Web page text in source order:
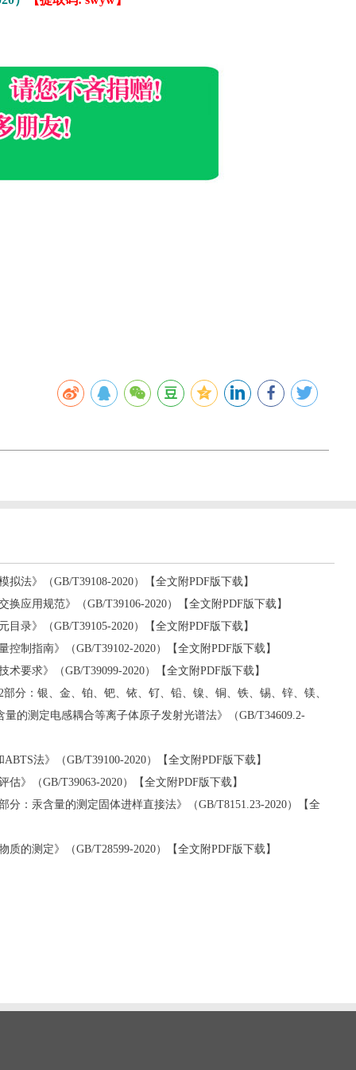
拟法》（GB/T39108-2020）【全文附PDF版下载】
换应用规范》（GB/T39106-2020）【全文附PDF版下载】
目录》（GB/T39105-2020）【全文附PDF版下载】
控制指南》（GB/T39102-2020）【全文附PDF版下载】
术要求》（GB/T39099-2020）【全文附PDF版下载】
部分：银、金、铂、钯、铱、钌、铅、镍、铜、铁、锡、锌、镁、
的测定电感耦合等离子体原子发射光谱法》（GB/T34609.2-
ABTS法》（GB/T39100-2020）【全文附PDF版下载】
估》（GB/T39063-2020）【全文附PDF版下载】
分：汞含量的测定固体进样直接法》（GB/T8151.23-2020）【全
质的测定》（GB/T28599-2020）【全文附PDF版下载】